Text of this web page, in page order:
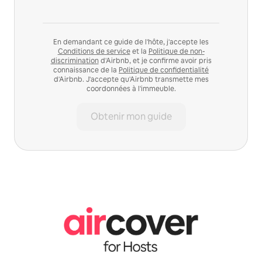
En demandant ce guide de l'hôte, j'accepte les
Conditions de serviceet la Politique de non-
discrimination d'Airbnb, et je confirme avoir pris
connaissance de la Politique de confidentialité
d'Airbnb. J'accepte qu'Airbnb transmette mes
coordonnées à l'immeuble.
Obtenir mon guide